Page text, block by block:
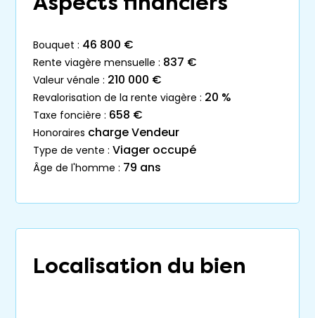
bouquet : 46 800 €
rente viagère mensuelle : 837 €
valeur vénale : 210 000 €
revalorisation de la rente viagère : 20 %
taxe foncière : 658 €
honoraires charge Vendeur
type de vente : Viager occupé
âge de l'homme : 79 ans
Localisation du bien